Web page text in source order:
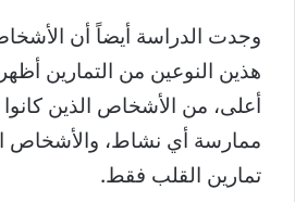
وجدت الدراسة أيضاً أن
هذين النوعين من التمارين
أعلى، من الأشخاص الذين
ممارسة أي نشاط، والأشخاص
تمارين القلب فقط.